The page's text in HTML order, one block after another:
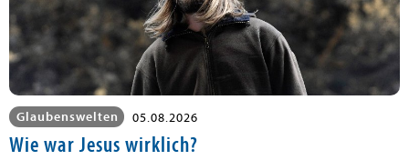
Glaubenswelten 05.08.2026
Wie war Jesus wirklich?